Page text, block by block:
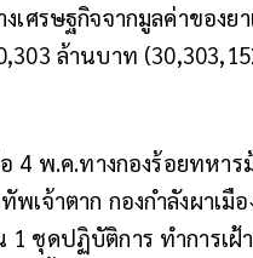
เศรษฐกิจจากมูลค่าของย
ล้านบาท
4 พ.ค.ทางกองร้อยทหาร
เจ้าตาก กองกำลังผาเมือ
1 ชุดปฏิบัติการ ทำการเฝ้